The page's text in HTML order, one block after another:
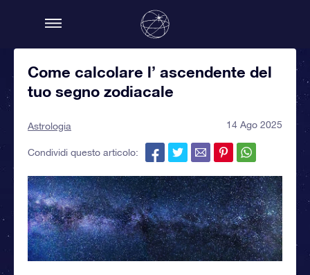
Come calcolare l’ ascendente del
tuo segno zodiacale
Astrologia 14 Ago 2025
Condividi questo articolo: